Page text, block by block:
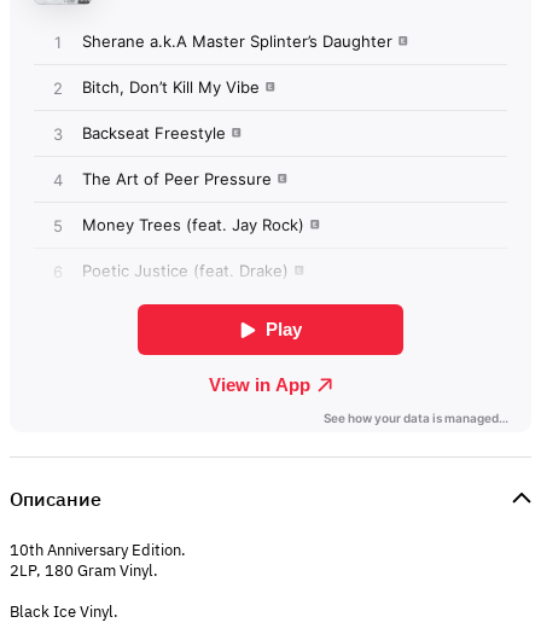
Описание
10th Anniversary Edition.
2LP, 180 Gram Vinyl.
Black Ice Vinyl.